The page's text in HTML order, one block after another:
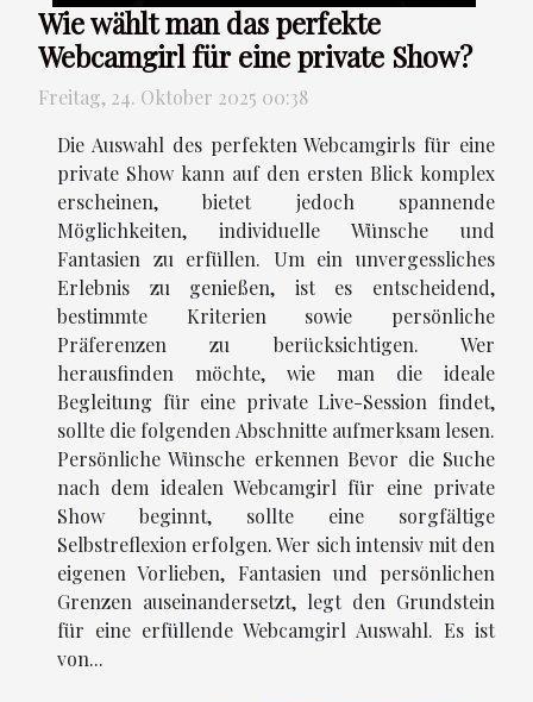
Wie wählt man das perfekte
Webcamgirl für eine private Show?
Freitag, 24. Oktober 2025 00:38
Die Auswahl des perfekten Webcamgirls für eine
private Show kann auf den ersten Blick komplex
erscheinen, bietet jedoch spannende
Möglichkeiten, individuelle Wünsche und
Fantasien zu erfüllen. Um ein unvergessliches
Erlebnis zu genießen, ist es entscheidend,
bestimmte Kriterien sowie persönliche
Präferenzen zu berücksichtigen. Wer
herausfinden möchte, wie man die ideale
Begleitung für eine private Live-Session findet,
sollte die folgenden Abschnitte aufmerksam lesen.
Persönliche Wünsche erkennen Bevor die Suche
nach dem idealen Webcamgirl für eine private
Show beginnt, sollte eine sorgfältige
Selbstreflexion erfolgen. Wer sich intensiv mit den
eigenen Vorlieben, Fantasien und persönlichen
Grenzen auseinandersetzt, legt den Grundstein
für eine erfüllende Webcamgirl Auswahl. Es ist
von...